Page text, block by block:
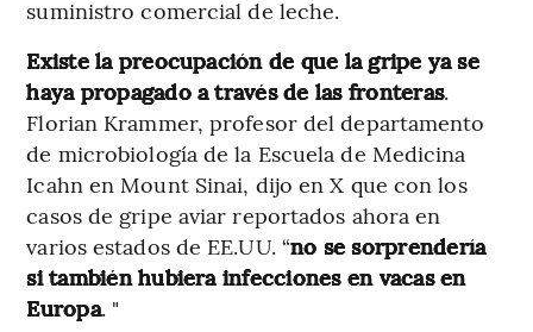
suministro comercial de leche.
Existe la preocupación de que la gripe ya se
haya propagado a través de las fronteras.
Florian Krammer, profesor del departamento
de microbiología de la Escuela de Medicina
Icahn en Mount Sinai, dijo en X que con los
casos de gripe aviar reportados ahora en
varios estados de EE.UU. “no se sorprendería
si también hubiera infecciones en vacas en
Europa. "